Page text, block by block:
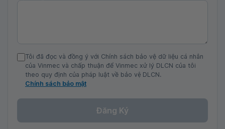
Tôi đã đọc và đồng ý với Chính sách bảo vệ dữ liệu cá nhân
của Vinmec và chấp thuận để Vinmec xử lý DLCN của tôi
theo quy định của pháp luật về bảo vệ DLCN.
Chính sách bảo mật
Đăng Ký